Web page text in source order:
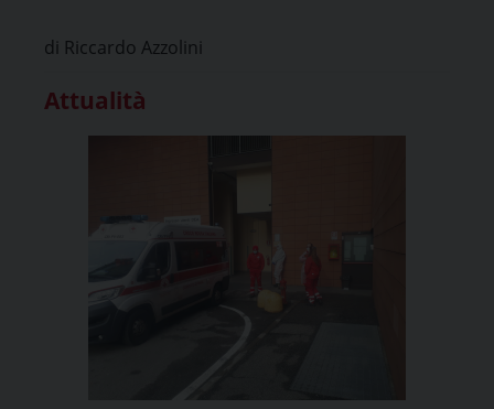
di Riccardo Azzolini
Attualità